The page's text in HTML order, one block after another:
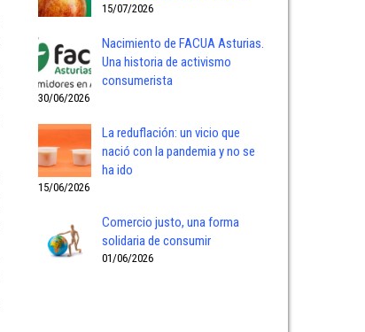
15/07/2026
Nacimiento de FACUA Asturias.
Una historia de activismo
consumerista
30/06/2026
La reduflación: un vicio que
nació con la pandemia y no se
ha ido
15/06/2026
Comercio justo, una forma
solidaria de consumir
01/06/2026